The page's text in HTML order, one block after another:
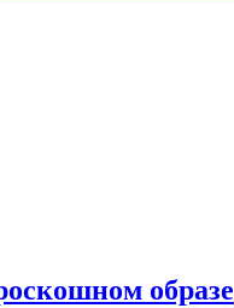
образе